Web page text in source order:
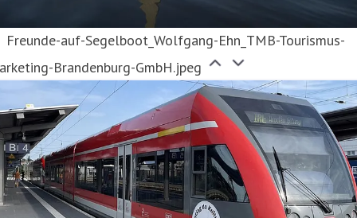
Freunde-auf-Segelboot_Wolfgang-Ehn_TMB-Tourismus-
Brandenburg-GmbH.jpeg